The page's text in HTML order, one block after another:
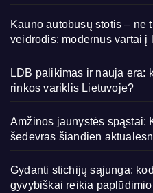
Kauno autobusų stotis – ne
veidrodis: modernūs vartai į
LDB palikimas ir nauja era:
rinkos variklis Lietuvoje?
Amžinos jaunystės spąstai:
šedevras šiandien
Gydanti stichijų sąjunga:
gyvybiškai reikia